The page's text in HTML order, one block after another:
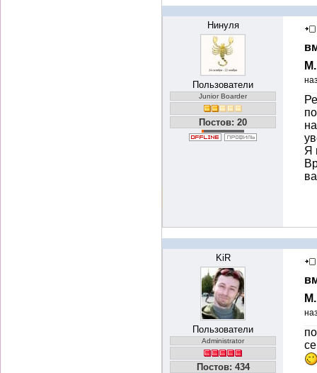
Нинуля
Пользователи
Junior Boarder
Постов: 20
Я
KiR
Пользователи
Administrator
Постов: 434